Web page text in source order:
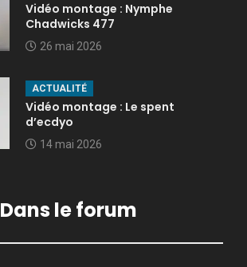
Vidéo montage : Nymphe
Chadwicks 477
26 mai 2026
ACTUALITÉ
Vidéo montage : Le spent
d’ecdyo
14 mai 2026
Dans le forum